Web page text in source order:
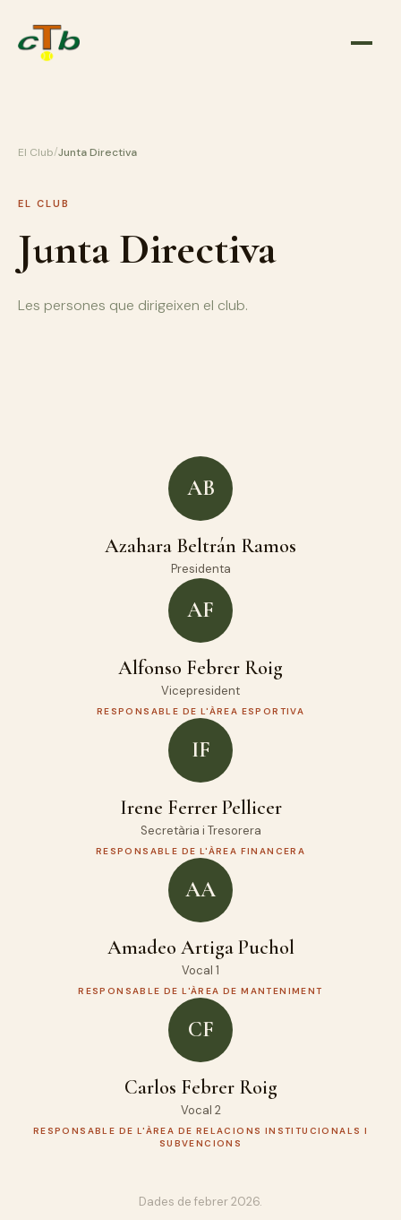
El Club/Junta Directiva
EL CLUB
Junta Directiva
Les persones que dirigeixen el club.
AB
Azahara Beltrán Ramos
Presidenta
AF
Alfonso Febrer Roig
Vicepresident
RESPONSABLE DE L'ÀREA ESPORTIVA
IF
Irene Ferrer Pellicer
Secretària i Tresorera
RESPONSABLE DE L'ÀREA FINANCERA
AA
Amadeo Artiga Puchol
Vocal 1
RESPONSABLE DE L'ÀREA DE MANTENIMENT
CF
Carlos Febrer Roig
Vocal 2
RESPONSABLE DE L'ÀREA DE RELACIONS INSTITUCIONALS I
SUBVENCIONS
Dades de febrer 2026.